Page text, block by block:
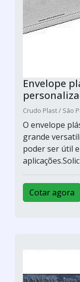
Envelope
Crudo Plast / São
O envelope
grande
poder ser útil
Cotar agora